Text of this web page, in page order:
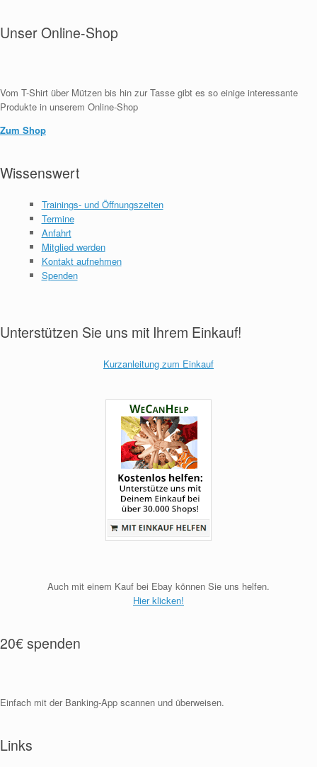
Unser Online-Shop
Vom T-Shirt über Mützen bis hin zur Tasse gibt es so einige interessante
Produkte in unserem Online-Shop
Zum Shop
Wissenswert
Trainings- und Öffnungszeiten
Termine
Anfahrt
Mitglied werden
Kontakt aufnehmen
Spenden
Unterstützen Sie uns mit Ihrem Einkauf!
Kurzanleitung zum Einkauf
Auch mit einem Kauf bei Ebay können Sie uns helfen.
Hier klicken!
20€ spenden
Einfach mit der Banking-App scannen und überweisen.
Links